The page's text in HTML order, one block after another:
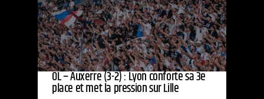
OL – Auxerre (3-2) : Lyon conforte sa 3e
place et met la pression sur Lille